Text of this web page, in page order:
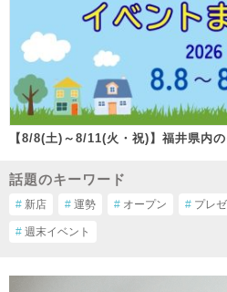
【8/8(土)～8/11(火・祝)】福井県内
話題のキーワード
# 新店 # 運勢 # オープン # プレ
# 週末イベント